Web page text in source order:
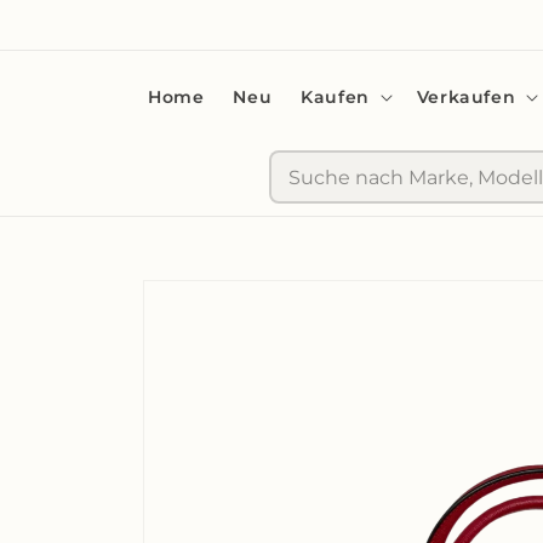
Home Neu Kaufen Verkaufen
Suche